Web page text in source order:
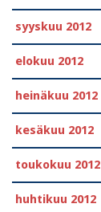
syyskuu 2012
elokuu 2012
heinäkuu 2012
kesäkuu 2012
toukokuu 2012
huhtikuu 2012